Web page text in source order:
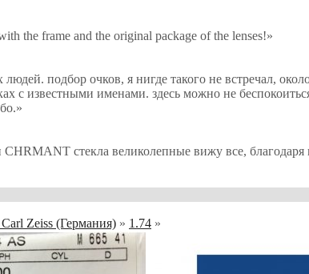
the frame and the original package of the lenses!»
подбор очков, я нигде такого не встречал,
с известными именами. здесь можно не
»
стекла великолепные вижу все,
Zeiss (Германия) » 1.74 »